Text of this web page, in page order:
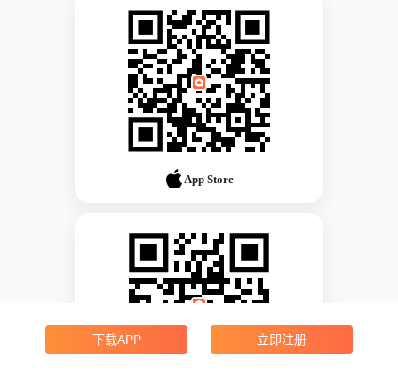
App Store
下载APP 立即注册